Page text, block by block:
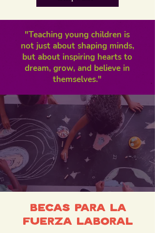
"Teaching young children is
not just about shaping minds,
but about inspiring hearts to
dream, grow, and believe in
themselves."
Becas para la
fuerza laboral